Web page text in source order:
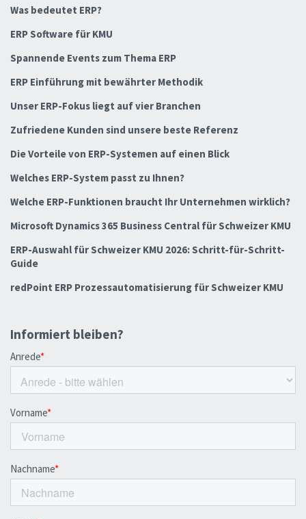
Was bedeutet ERP?
ERP Software für KMU
Spannende Events zum Thema ERP
ERP Einführung mit bewährter Methodik
Unser ERP-Fokus liegt auf vier Branchen
Zufriedene Kunden sind unsere beste Referenz
Die Vorteile von ERP-Systemen auf einen Blick
Welches ERP-System passt zu Ihnen?
Welche ERP-Funktionen braucht Ihr Unternehmen wirklich?
Microsoft Dynamics 365 Business Central für Schweizer KMU
ERP-Auswahl für Schweizer KMU 2026: Schritt-für-Schritt-
Guide
redPoint ERP Prozessautomatisierung für Schweizer KMU
Informiert bleiben?